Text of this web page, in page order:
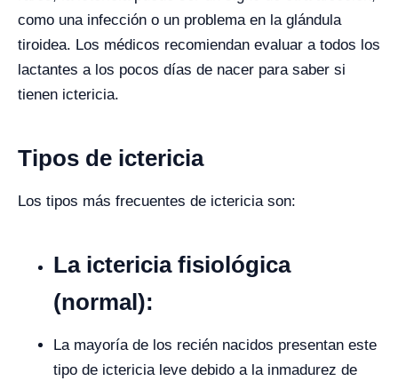
como una infección o un problema en la glándula
tiroidea. Los médicos recomiendan evaluar a todos los
lactantes a los pocos días de nacer para saber si
tienen ictericia.
Tipos de ictericia
Los tipos más frecuentes de ictericia son:
La ictericia fisiológica
(normal):
La mayoría de los recién nacidos presentan este
tipo de ictericia leve debido a la inmadurez de